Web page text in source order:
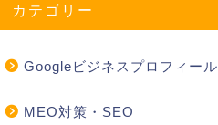
カテゴリー
Googleビジネスプロフィール
MEO対策・SEO